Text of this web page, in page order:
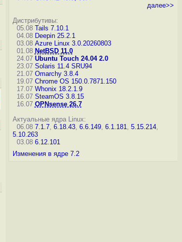
далее>>
Дистрибутивы:
05.08 Tails 7.10.1
04.08 Deepin 25.2.1
03.08 Azure Linux 3.0.20260803
01.08 NetBSD 11.0
24.07 Ubuntu Touch 24.04 2.0
23.07 Solaris 11.4 SRU94
21.07 Omarchy 3.8.4
19.07 Chrome OS 150.0.7871.150
17.07 Whonix 18.2.1.9
16.07 SteamOS 3.8.15
16.07 OPNsense 26.7
Актуальные ядра Linux:
06.08 7.1.7, 6.18.43, 6.6.149, 6.1.181, 5.15.214,
5.10.263
03.08 6.12.101
Изменения в ядре 7.2